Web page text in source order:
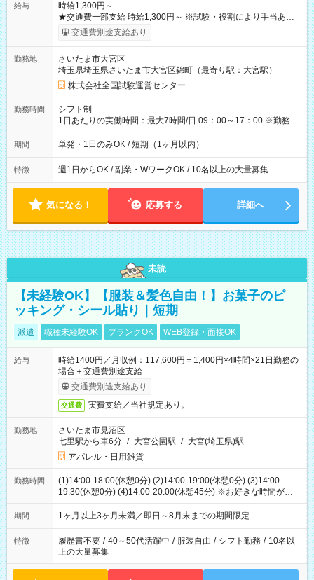
給与
時給1,300円～
★交通費一部支給 時給1,300円～ ※試験・役割により手当あり
※勤務回数により昇給あり 【即給（前払い）オプションあ
り！】 希望される場合、勤務から1週間ほどで給与の一部を受け
例】 ・河合塾模擬試験 8:30～17:30（休憩1時間） 時給1,300円
×8時間＝日収10,400円＋交通費 ※当日の役割により時給＋100
円の場合あり ・国家試験 7:00～13:30（休憩なし） 時給1,300
円（役割手当＋100円）×6時間＝日収8,400円＋交通費 【試用期
間】試用期間なし
交通費別途支給あり
勤務地
さいたま市大宮区
埼玉県埼玉県さいたま市大宮区錦町（最寄り駅：大宮駅）
株式会社全国試験運営センター
勤務時間
シフト制
1日あたりの実働時間：最大7時間/日 09：00～17：00 ※勤務時
間は 試験により異なります。
期間 単発・1日のみOK / 短期（1ヶ月以内）
特徴 週1日からOK / 副業・WワークOK / 10名以上の大量募集
気になる！ 応募する 詳細へ
未読
【未経験OK】【服装＆髪色自由！】お菓子のピ
ッキング・シール貼り｜短期
派遣 職種未経験OK ブランクOK WEB登録・面接OK
給与
時給1400円／月収例：117,600円＝1,400円×4時間×21日勤務の
場合＋交通費別途支給
交通費別途支給あり
交通費 実費支給／当社規定あり。
勤務地
さいたま市見沼区
七里駅から車6分 / 大宮公園駅 / 大宮(埼玉県)駅
アパレル・日用雑貨
勤務時間
(1)14:00-18:00(休憩0分) (2)14:00-19:00(休憩0分) (3)14:00-
19:30(休憩0分) (4)14:00-20:00(休憩45分) ※お好きな時間が選べ
ます
期間 1ヶ月以上3ヶ月未満／即日～8月末までの期間限定
特徴 履歴書不要 / 40～50代活躍中 / 服装自由 / シフト勤務 / 10名以
上の大量募集